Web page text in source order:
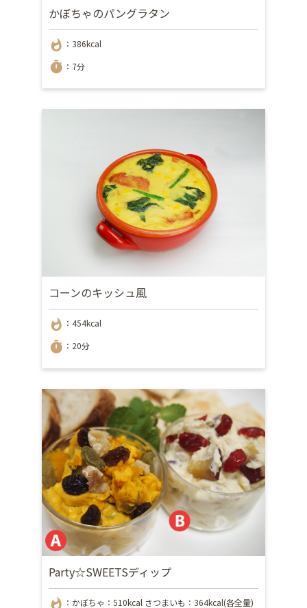
かぼちゃのパングラタン
whatshot ：386kcal
timer ：7分
コーンのキッシュ風
whatshot ：454kcal
timer ：20分
Party☆SWEETSディップ
whatshot ：かぼちゃ：510kcal さつまいも：364kcal(各全量)